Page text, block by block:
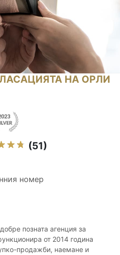
НА ОРЛИ
(51)
номер
позната агенция за
от 2014 година
продажби, наемане и